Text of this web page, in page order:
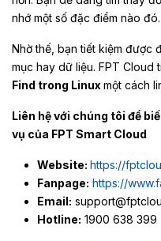
nhớ một số đặc điểm nào đó.
Nhờ thế, bạn tiết kiệm được
mục hay dữ liệu. FPT Cloud
Find trong Linuxmột cách
Liên hệ với chúng tôi để
vụ của FPT Smart Cloud
Website: https://
Fanpage: https://
Email:
Hotline: 1900 638 399